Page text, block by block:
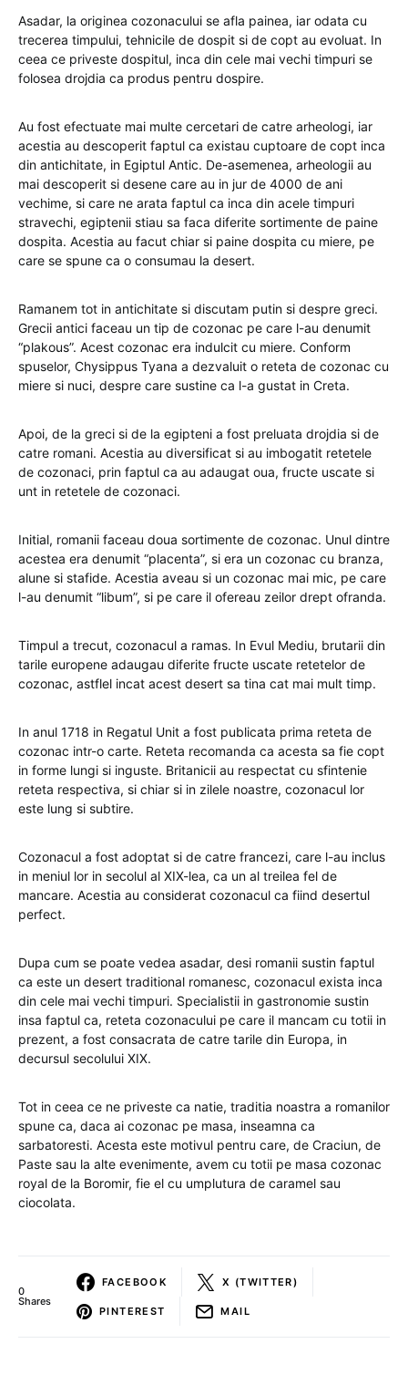
Asadar, la originea cozonacului se afla painea, iar odata cu
trecerea timpului, tehnicile de dospit si de copt au evoluat. In
ceea ce priveste dospitul, inca din cele mai vechi timpuri se
folosea drojdia ca produs pentru dospire.
Au fost efectuate mai multe cercetari de catre arheologi, iar
acestia au descoperit faptul ca existau cuptoare de copt inca
din antichitate, in Egiptul Antic. De-asemenea, arheologii au
mai descoperit si desene care au in jur de 4000 de ani
vechime, si care ne arata faptul ca inca din acele timpuri
stravechi, egiptenii stiau sa faca diferite sortimente de paine
dospita. Acestia au facut chiar si paine dospita cu miere, pe
care se spune ca o consumau la desert.
Ramanem tot in antichitate si discutam putin si despre greci.
Grecii antici faceau un tip de cozonac pe care l-au denumit
“plakous”. Acest cozonac era indulcit cu miere. Conform
spuselor, Chysippus Tyana a dezvaluit o reteta de cozonac cu
miere si nuci, despre care sustine ca l-a gustat in Creta.
Apoi, de la greci si de la egipteni a fost preluata drojdia si de
catre romani. Acestia au diversificat si au imbogatit retetele
de cozonaci, prin faptul ca au adaugat oua, fructe uscate si
unt in retetele de cozonaci.
Initial, romanii faceau doua sortimente de cozonac. Unul dintre
acestea era denumit “placenta”, si era un cozonac cu branza,
alune si stafide. Acestia aveau si un cozonac mai mic, pe care
l-au denumit “libum”, si pe care il ofereau zeilor drept ofranda.
Timpul a trecut, cozonacul a ramas. In Evul Mediu, brutarii din
tarile europene adaugau diferite fructe uscate retetelor de
cozonac, astflel incat acest desert sa tina cat mai mult timp.
In anul 1718 in Regatul Unit a fost publicata prima reteta de
cozonac intr-o carte. Reteta recomanda ca acesta sa fie copt
in forme lungi si inguste. Britanicii au respectat cu sfintenie
reteta respectiva, si chiar si in zilele noastre, cozonacul lor
este lung si subtire.
Cozonacul a fost adoptat si de catre francezi, care l-au inclus
in meniul lor in secolul al XIX-lea, ca un al treilea fel de
mancare. Acestia au considerat cozonacul ca fiind desertul
perfect.
Dupa cum se poate vedea asadar, desi romanii sustin faptul
ca este un desert traditional romanesc, cozonacul exista inca
din cele mai vechi timpuri. Specialistii in gastronomie sustin
insa faptul ca, reteta cozonacului pe care il mancam cu totii in
prezent, a fost consacrata de catre tarile din Europa, in
decursul secolului XIX.
Tot in ceea ce ne priveste ca natie, traditia noastra a romanilor
spune ca, daca ai cozonac pe masa, inseamna ca
sarbatoresti. Acesta este motivul pentru care, de Craciun, de
Paste sau la alte evenimente, avem cu totii pe masa cozonac
royal de la Boromir, fie el cu umplutura de caramel sau
ciocolata.
0
Shares
FACEBOOK X (TWITTER)
PINTEREST MAIL